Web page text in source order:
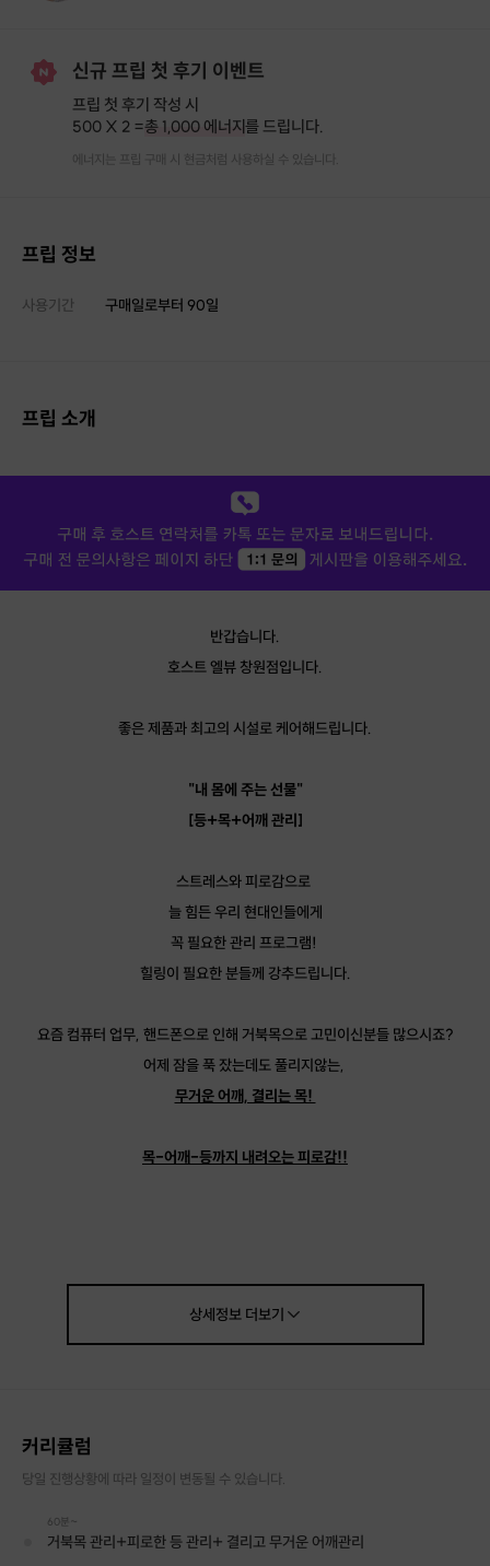
신규 프립 첫 후기 이벤트
프립 첫 후기 작성 시
500 X 2 =총 1,000 에너지를 드립니다.
에너지는 프립 구매 시 현금처럼 사용하실 수 있습니다.
프립 정보
사용기간 구매일로부터 90일
프립 소개
반갑습니다.
호스트 엘뷰 창원점입니다.
좋은 제품과 최고의 시설로 케어해드립니다.
"내 몸에 주는 선물"
[등+목+어깨 관리]
스트레스와 피로감으로
늘 힘든 우리 현대인들에게
꼭 필요한 관리 프로그램!
힐링이 필요한 분들께 강추드립니다.
요즘 컴퓨터 업무, 핸드폰으로 인해 거북목으로 고민이신분들 많으시죠?
어제 잠을 푹 잤는데도 풀리지않는,
무거운 어깨, 결리는 목!
목-어깨-등까지 내려오는 피로감!!
쉽게 풀리지 않죠.
엘뷰티에서 목-어깨-등 까지 내려오는
상세정보더보기
커리큘럼
당일 진행상황에 따라 일정이 변동될 수 있습니다.
60분~
거북목 관리+피로한 등 관리+ 결리고 무거운 어깨관리